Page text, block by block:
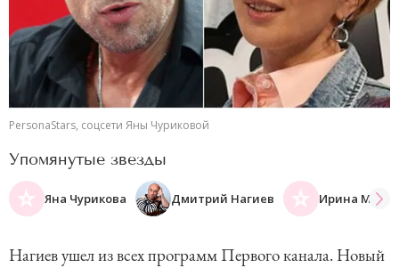
PersonaStars, соцсети Яны Чуриковой
Упомянутые звезды
Яна Чурикова Дмитрий Нагиев Ирина
Нагиев ушел из всех программ Первого канала. Новый